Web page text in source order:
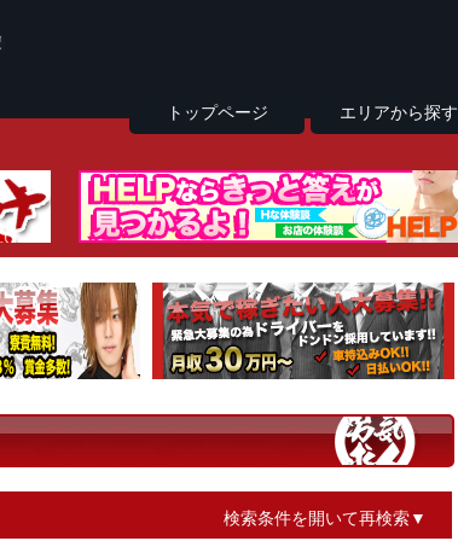
トップページ エリアから探す
検索条件を開いて再検索▼